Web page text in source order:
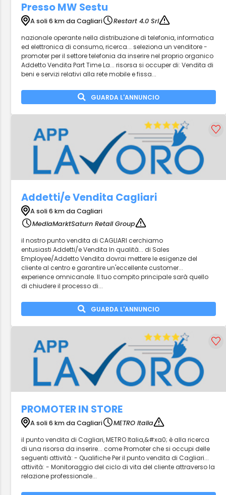
Presso MW Sestu
A soli 6 km da Cagliari
Restart 4.0 Srl
nazionale operante nella distribuzione di telefonia, informatica
ed elettronica di consumo, ricerca... seleziona un venditore -
promoter per il settore telefonia da inserire nel proprio organico
Addetto Vendita Part Time La... risorsa si occuper di: Vendita di
beni e servizi relativi alla rete mobile e fissa...
GUARDA L'ANNUNCIO
Addetti/e Vendita Cagliari
A soli 6 km da Cagliari
MediaMarktSaturn Retail Group
il nostro punto vendita di CAGLIARI cerchiamo
entusiasti Addetti/e Vendita In qualità... di Sales
Employee/Addetto Vendita dovrai mettere le esigenze del
cliente al centro e garantire un'eccellente customer...
experience omnicanale. Il tuo compito principale sarà quello
di chiudere il processo di...
GUARDA L'ANNUNCIO
PROMOTER IN STORE
A soli 6 km da Cagliari
METRO Italia
il punto vendita di Cagliari, METRO Italia,&#xa0; è alla ricerca
di una risorsa da inserire... come Promoter che si occupi delle
seguenti attività: - Qualifiche Per il punto vendita di Cagliari...
attività: - Monitoraggio del ciclo di vita del cliente attraverso la
relazione professionale...